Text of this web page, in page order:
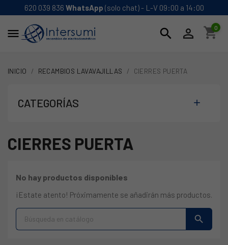
620 039 836 WhatsApp (solo chat) - L-V 09:00 a 14:00
 search  shopping_cart
0
INICIO RECAMBIOS LAVAVAJILLAS CIERRES PUERTA
CATEGORÍAS 
CIERRES PUERTA
No hay productos disponibles
¡Estate atento! Próximamente se añadirán más productos.
search